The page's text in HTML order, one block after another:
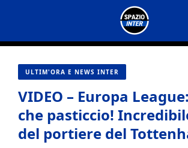
contenuto
ULTIM'ORA E NEWS INTER
VIDEO – Europa
che pasticcio!
del portiere del